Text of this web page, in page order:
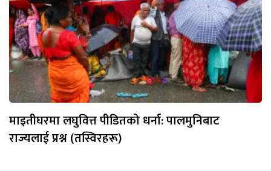
माइतीघरमा लघुवित्त पीडितको धर्ना: पालमुनिबाट
राज्यलाई प्रश्न (तस्विरहरू)